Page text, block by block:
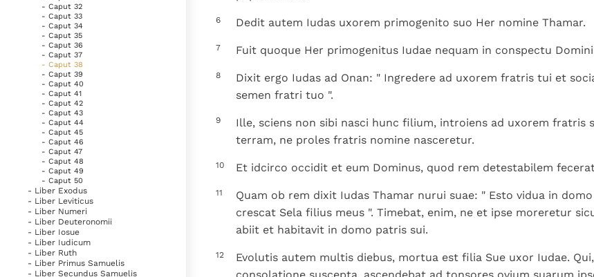
- Caput 32
- Caput 33
- Caput 34
- Caput 35
- Caput 36
- Caput 37
- Caput 38
- Caput 39
- Caput 40
- Caput 41
- Caput 42
- Caput 43
- Caput 44
- Caput 45
- Caput 46
- Caput 47
- Caput 48
- Caput 49
- Caput 50
- Liber Exodus
- Liber Leviticus
- Liber Numeri
- Liber Deuteronomii
- Liber Iosue
- Liber Iudicum
- Liber Ruth
- Liber Primus Samuelis
- Liber Secundus Samuelis
6 Dedit autem Iudas uxorem primogenito suo Her nomine Thamar.
7 Fuit quoque Her primogenitus Iudae nequam in conspectu
8
Dixit ergo Iudas ad Onan: " Ingredere ad uxorem fratris tui et
semen fratri tuo ".
9
Ille, sciens non sibi nasci hunc filium, introiens ad uxorem fratris
terram, ne proles fratris nomine nasceretur.
10 Et idcirco occidit et eum Dominus, quod rem detestabilem
11
Quam ob rem dixit Iudas Thamar nurui suae: " Esto vidua in
crescat Sela filius meus ". Timebat, enim, ne et ipse moreretur
abiit et habitavit in domo patris sui.
12
Evolutis autem multis diebus, mortua est filia Sue uxor Iudae.